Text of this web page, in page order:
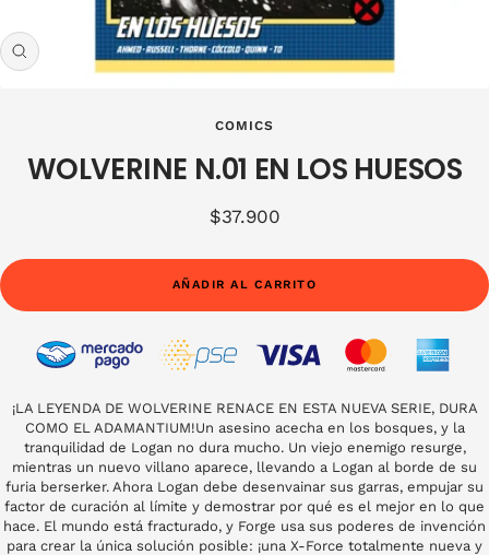
Zoom
COMICS
WOLVERINE N.01 EN LOS HUESOS
Precio
venta
$37.900
AÑADIR AL CARRITO
¡LA LEYENDA DE WOLVERINE RENACE EN ESTA NUEVA SERIE, DURA
COMO EL ADAMANTIUM!Un asesino acecha en los bosques, y la
tranquilidad de Logan no dura mucho. Un viejo enemigo resurge,
mientras un nuevo villano aparece, llevando a Logan al borde de su
furia berserker. Ahora Logan debe desenvainar sus garras, empujar su
factor de curación al límite y demostrar por qué es el mejor en lo que
hace. El mundo está fracturado, y Forge usa sus poderes de invención
para crear la única solución posible: ¡una X-Force totalmente nueva y